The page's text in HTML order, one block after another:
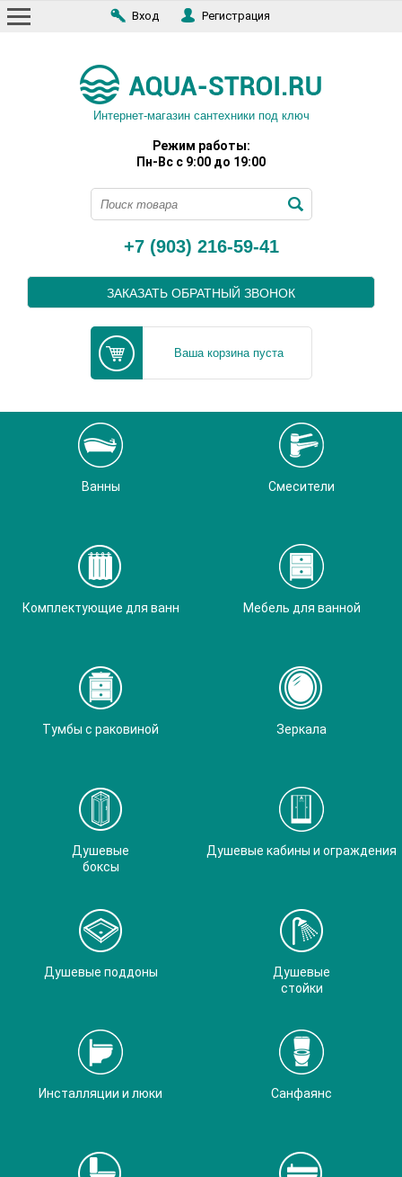
Вход Регистрация
Интернет-магазин сантехники под ключ
Режим работы:
Пн-Вс с 9:00 до 19:00
+7 (903) 216-59-41
ЗАКАЗАТЬ ОБРАТНЫЙ ЗВОНОК
Ваша корзина пуста
Ванны Смесители
Комплектующие для ванн Мебель для ванной
Тумбы с раковиной Зеркала
Душевые
боксы
Душевые кабины и ограждения
Душевые поддоны
Душевые
стойки
Инсталляции и люки Санфаянс